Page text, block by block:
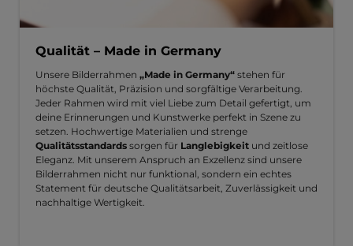
Qualität – Made in Germany
Unsere Bilderrahmen „Made in Germany“ stehen für
höchste Qualität, Präzision und sorgfältige Verarbeitung.
Jeder Rahmen wird mit viel Liebe zum Detail gefertigt, um
deine Erinnerungen und Kunstwerke perfekt in Szene zu
setzen. Hochwertige Materialien und strenge
Qualitätsstandards sorgen für Langlebigkeit und zeitlose
Eleganz. Mit unserem Anspruch an Exzellenz sind unsere
Bilderrahmen nicht nur funktional, sondern ein echtes
Statement für deutsche Qualitätsarbeit, Zuverlässigkeit und
nachhaltige Wertigkeit.